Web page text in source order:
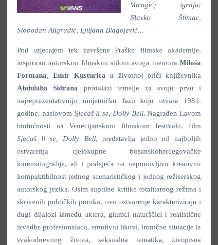
Varagić; igraju:
Slavko Štimac,
Slobodan Aligrudić, Ljiljana Blagojević...
Pod utjecajem tek završene Praške filmske akademije,
inspiriran autorskim filmskim stilom svoga mentora Miloša
Formana, Emir Kusturica u životnoj priči književnika
Abdulaha Sidrana pronalazi temelje za svoju prvu i
najreprezentativniju umjetničku fazu koju otvara 1981.
godine, naslovom Sjećaš li se, Dolly Bell. Nagrađen Lavom
budućnosti na Venecijanskom filmskom festivalu, film
Sjećaš li se, Dolly Bell, predstavlja jedno od najboljih
ostvarenja cjelokupne bosanskohercegovačke
kinematografije, ali i podsjeća na neponovljivu kreativnu
kompaktibilnost jednog scenarističkog i jednog režiserskog
autorskog jezika. Osim suptilne kritike totalitarnog režima i
skrivenih političkih poruka, ovo ostvarenje karakteriziraju i
dugi dijalozi između aktera, glumci naturščici i realistične
izvedbe profesionalaca, emotivni likovi, ironične situacije iz
svakodnevnog života, seksualna tematika, živopisna